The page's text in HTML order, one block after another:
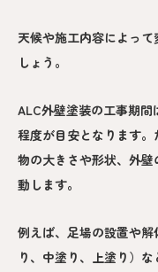
天候や施工内容によっ
しょう。
ALC外壁塗装の工事期間
程度が目安となります
物の大きさや形状、外
動します。
例えば、足場の設置や
り、中塗り、上塗り）